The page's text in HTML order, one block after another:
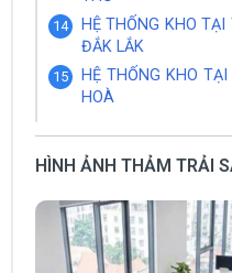
HỆ THỐNG KHO
ĐẮK LẮK
HỆ THỐNG KHO
HOÀ
HÌNH ẢNH THẢM TRẢI